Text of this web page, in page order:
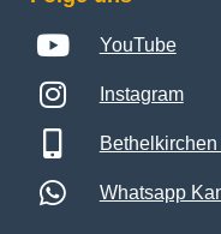
YouTube
Instagram
Bethelkirchen
Whatsapp